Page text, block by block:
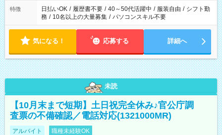
特徴 日払いOK / 履歴書不要 / 40～50代活躍中 / 服装自由 / シフト勤
務 / 10名以上の大量募集 / パソコンスキル不要
気になる！ 応募する 詳細へ
未読
【10月末まで短期】土日祝完全休み♪官公庁調
査票の不備確認／電話対応(1321000MR)
アルバイト 職種未経験OK